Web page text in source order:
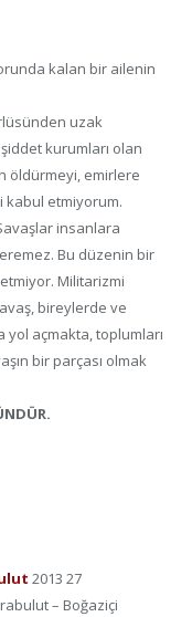
kalan bir ailenin
uzak
kurumları olan
öldürmeyi, emirlere
kabul etmiyorum.
insanlara
Bu düzenin bir
Militarizmi
bireylerde ve
açmakta, toplumları
bir parçası olmak
2013 27
– Boğaziçi